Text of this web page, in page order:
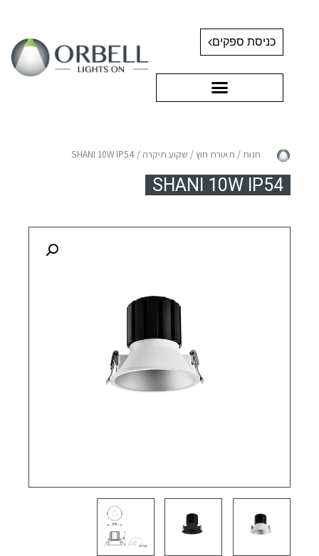
כניסת ספקים
חנות / תאורת חוץ/ שקוע תיקרה / SHANI 10W IP54
SHANI 10W IP54